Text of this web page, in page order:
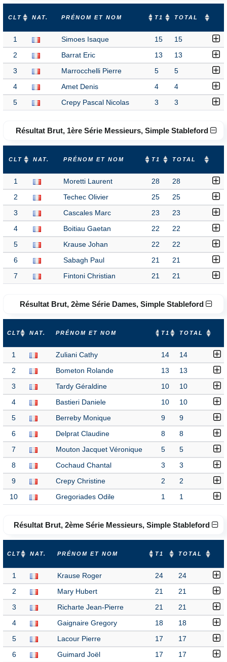
CLT NAT. PRÉNOM ET NOM T1 TOTAL
1 Simoes Isaque 15 15
2 Barrat Eric 13 13
3 Marrocchelli Pierre 5 5
4 Amet Denis 4 4
5 Crepy Pascal Nicolas 3 3
Résultat Brut, 1ère Série Messieurs, Simple Stableford
CLT NAT. PRÉNOM ET NOM T1 TOTAL
1 Moretti Laurent 28 28
2 Techec Olivier 25 25
3 Cascales Marc 23 23
4 Boitiau Gaetan 22 22
5 Krause Johan 22 22
6 Sabagh Paul 21 21
7 Fintoni Christian 21 21
Résultat Brut, 2ème Série Dames, Simple Stableford
CLT NAT. PRÉNOM ET NOM T1 TOTAL
1 Zuliani Cathy 14 14
2 Bometon Rolande 13 13
3 Tardy Géraldine 10 10
4 Bastieri Daniele 10 10
5 Berreby Monique 9 9
6 Delprat Claudine 8 8
7 Mouton Jacquet Véronique 5 5
8 Cochaud Chantal 3 3
9 Crepy Christine 2 2
10 Gregoriades Odile 1 1
Résultat Brut, 2ème Série Messieurs, Simple Stableford
CLT NAT. PRÉNOM ET NOM T1 TOTAL
1 Krause Roger 24 24
2 Mary Hubert 21 21
3 Richarte Jean-Pierre 21 21
4 Gaignaire Gregory 18 18
5 Lacour Pierre 17 17
6 Guimard Joël 17 17